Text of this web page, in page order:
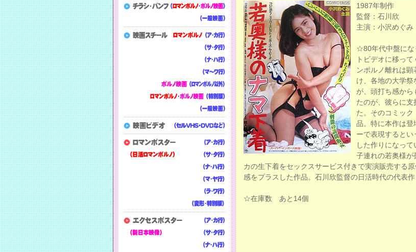
1987年制作
監督：石川欣
主演：小沢めぐみ
☆80年代中盤にな
トビデオに移っ
ンポルノ離れは
け、各地の大学
が、頭打ち感か
たのが、彼らに
た。そのコミッ
品。特に本作は登
ーで表現すると
した作りになって
子連れの若奥様が
カの生下着をセックスサービス付きで実演販売する
感をプラスした作品。石川欣監督の日活時代の代表作
☆在庫数 あと14個